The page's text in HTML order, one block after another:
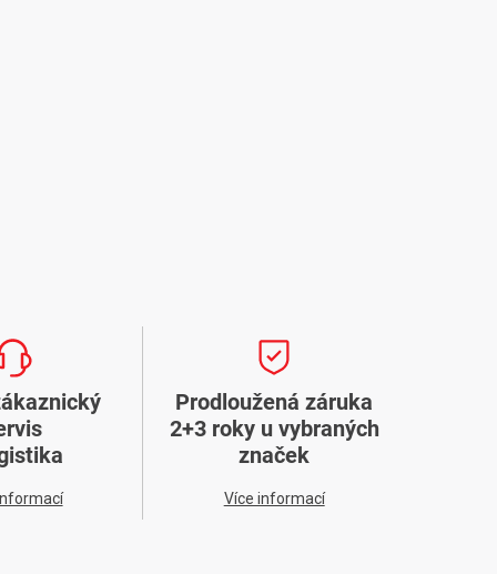
Prodloužená záruka
2+3 roky u vybraných
značek
Více informací